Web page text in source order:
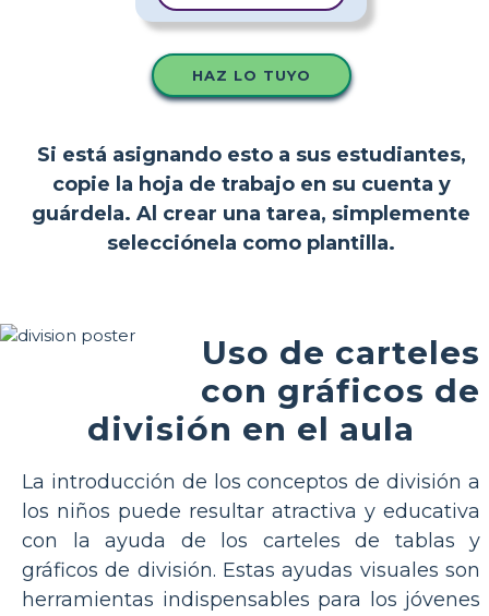
HAZ LO TUYO
Si está asignando esto a sus estudiantes,
copie la hoja de trabajo en su cuenta y
guárdela. Al crear una tarea, simplemente
selecciónela como plantilla.
Uso de carteles
con gráficos de
división en el aula
La introducción de los conceptos de división a
los niños puede resultar atractiva y educativa
con la ayuda de los carteles de tablas y
gráficos de división. Estas ayudas visuales son
herramientas indispensables para los jóvenes